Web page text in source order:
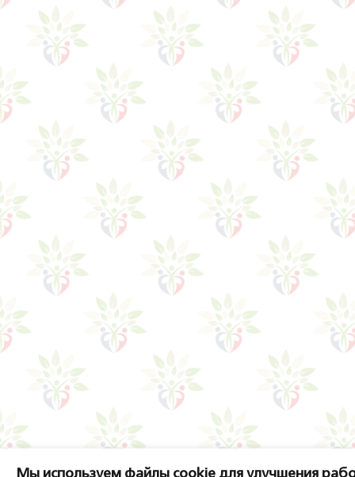
Мы используем файлы cookie для улучшения